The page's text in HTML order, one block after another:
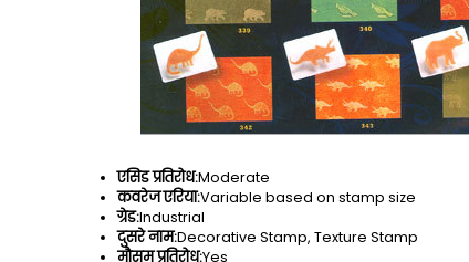
एसिड प्रतिरोध:Moderate
कवरेज एरिया:Variable based on stamp size
ग्रेड:Industrial
दुसरे नाम:Decorative Stamp, Texture Stamp
मौसम प्रतिरोध:Yes